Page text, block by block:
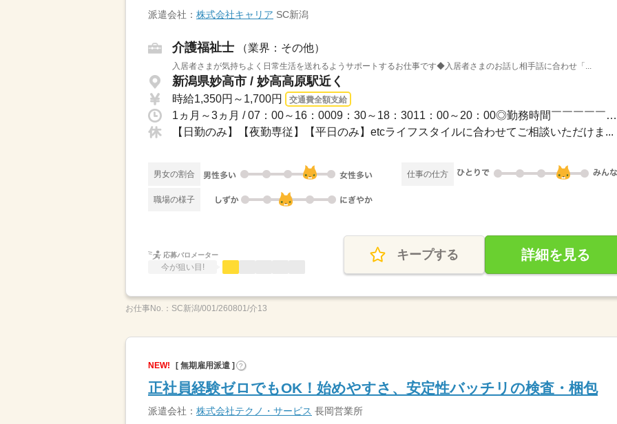
派遣会社： 株式会社キャリア SC新潟
介護福祉士 （業界：その他）
入居者さまが気持ちよく日常生活を送れるようサポートするお仕事です◆入居者さまのお話し相手話に合わせ「...
新潟県妙高市 / 妙高高原駅近く
時給1,350円～1,700円 交通費全額支給
1ヵ月～3ヵ月 / 07：00～16：0009：30～18：3011：00～20：00◎勤務時間￣￣￣￣￣￣◆...
【日勤のみ】【夜勤専従】【平日のみ】etcライフスタイルに合わせてご相談いただけま...
男女の割合 仕事の仕方
職場の様子
応募バロメーター
今が狙い目!
キープする 詳細を見る
お仕事No.： SC新潟/001/260801/介13
NEW! [ 無期雇用派遣 ] ?
正社員経験ゼロでもOK！始めやすさ、安定性バッチリの検査・梱包
派遣会社： 株式会社テクノ・サービス 長岡営業所